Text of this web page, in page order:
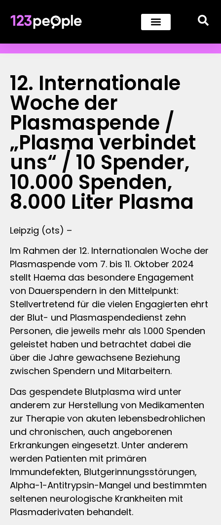
12. Internationale
Woche der
Plasmaspende /
„Plasma verbindet
uns“ / 10 Spender,
10.000 Spenden,
8.000 Liter Plasma
Leipzig (ots) –
Im Rahmen der 12. Internationalen Woche der
Plasmaspende vom 7. bis 11. Oktober 2024
stellt Haema das besondere Engagement
von Dauerspendern in den Mittelpunkt:
Stellvertretend für die vielen Engagierten ehrt
der Blut- und Plasmaspendedienst zehn
Personen, die jeweils mehr als 1.000 Spenden
geleistet haben und betrachtet dabei die
über die Jahre gewachsene Beziehung
zwischen Spendern und Mitarbeitern.
Das gespendete Blutplasma wird unter
anderem zur Herstellung von Medikamenten
zur Therapie von akuten lebensbedrohlichen
und chronischen, auch angeborenen
Erkrankungen eingesetzt. Unter anderem
werden Patienten mit primären
Immundefekten, Blutgerinnungsstörungen,
Alpha-1-Antitrypsin-Mangel und bestimmten
seltenen neurologische Krankheiten mit
Plasmaderivaten behandelt.